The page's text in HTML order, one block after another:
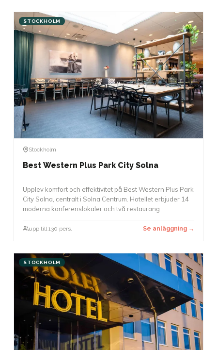
STOCKHOLM
Stockholm
Best Western Plus Park City Solna
Upplev komfort och effektivitet på Best Western Plus Park
City Solna, centralt i Solna Centrum. Hotellet erbjuder 14
moderna konferenslokaler och två restaurang
upp till 130 pers. Se anläggning →
STOCKHOLM